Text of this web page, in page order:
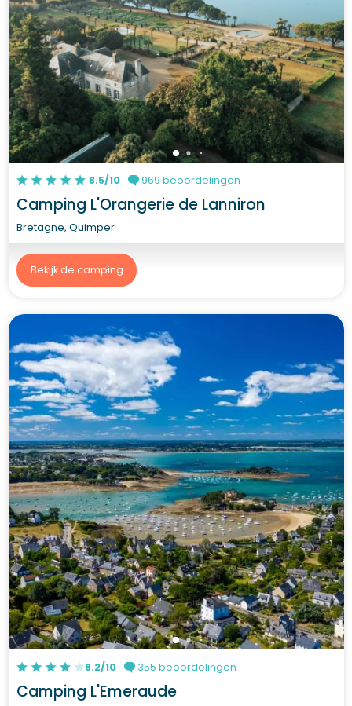
8.5/10 969 beoordelingen
Camping L'Orangerie de Lanniron
Bretagne, Quimper
Bekijk de camping
8.2/10 355 beoordelingen
Camping L'Emeraude